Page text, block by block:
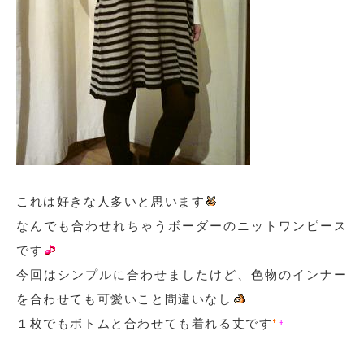
これは好きな人多いと思います
なんでも合わせれちゃうボーダーのニットワンピース
です
今回はシンプルに合わせましたけど、色物のインナー
を合わせても可愛いこと間違いなし
１枚でもボトムと合わせても着れる丈です